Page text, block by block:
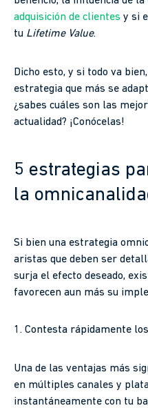
adquisición de clientes y si
tu Lifetime Value.
Dicho esto, y si todo va
estrategia que más se
¿sabes cuáles son las
actualidad? ¡Conócelas!
5 estrategias
la
Si bien una estrategia
aristas que deben ser
surja el efecto deseado,
favorecen aun más su
1. Contesta rápidamente
Una de las ventajas más
en múltiples canales y
instantáneamente con tu